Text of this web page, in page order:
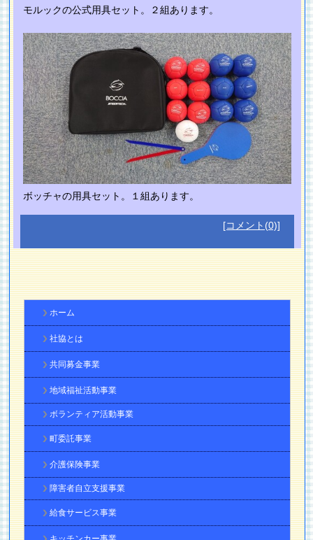
モルックの公式用具セット。２組あります。
ボッチャの用具セット。１組あります。
[コメント(0)]
ホーム
社協とは
共同募金事業
地域福祉活動事業
ボランティア活動事業
町委託事業
介護保険事業
障害者自立支援事業
給食サービス事業